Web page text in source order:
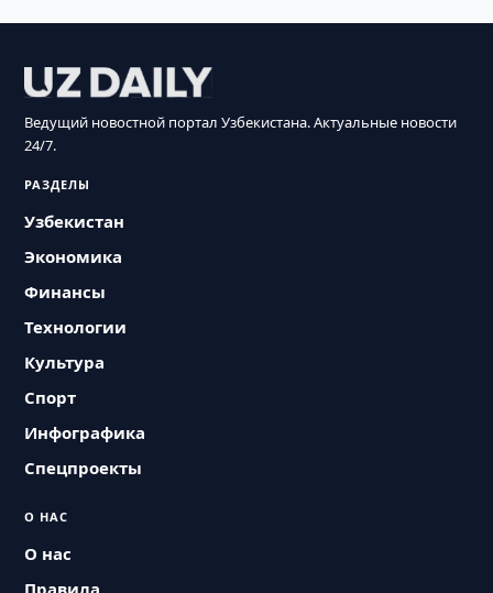
Ведущий новостной портал Узбекистана. Актуальные новости
24/7.
РАЗДЕЛЫ
Узбекистан
Экономика
Финансы
Технологии
Культура
Спорт
Инфографика
Спецпроекты
О НАС
О нас
Правила